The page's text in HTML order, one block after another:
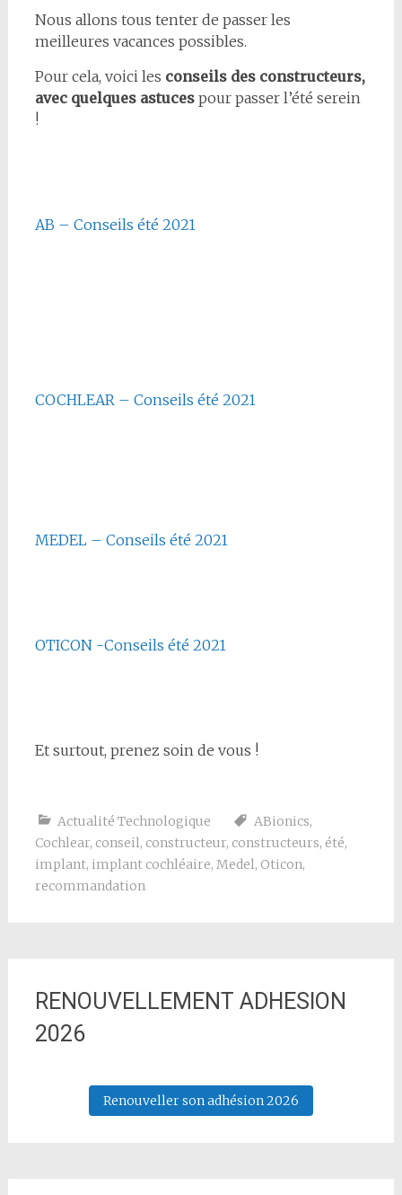
Nous allons tous tenter de passer les
meilleures vacances possibles.
Pour cela, voici les conseils des constructeurs,
avec quelques astuces pour passer l’été serein
!
AB – Conseils été 2021
COCHLEAR – Conseils été 2021
MEDEL – Conseils été 2021
OTICON -Conseils été 2021
Et surtout, prenez soin de vous !
Actualité Technologique ABionics,
Cochlear, conseil, constructeur, constructeurs, été,
implant, implant cochléaire, Medel, Oticon,
recommandation
RENOUVELLEMENT ADHESION
2026
Renouveller son adhésion 2026